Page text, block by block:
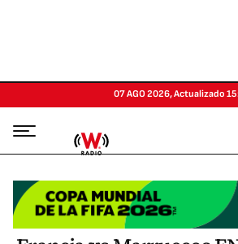
07 AGO 2026,Actualizado